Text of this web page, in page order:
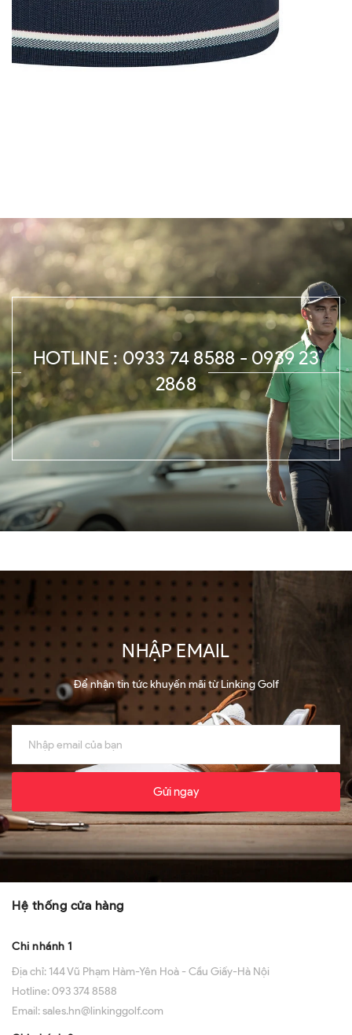
HOTLINE : 0933 74 8588 - 0939 23
2868
NHẬP EMAIL
Để nhận tin tức khuyến mãi từ Linking Golf
Gửi ngay
Hệ thống cửa hàng
Chi nhánh 1
Địa chỉ: 144 Vũ Phạm Hàm-Yên Hoà - Cầu Giấy-Hà Nội
Hotline:093 374 8588
Email:sales.hn@linkinggolf.com